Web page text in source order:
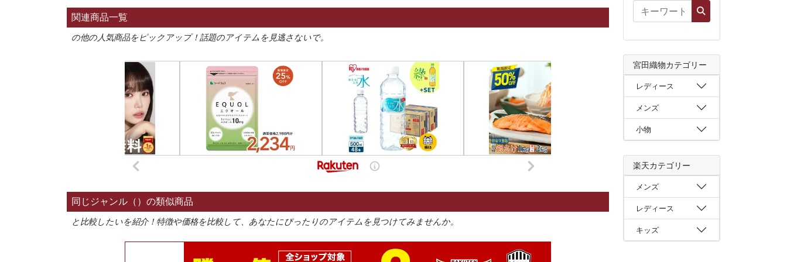
関連商品一覧
の他の人気商品をピックアップ！話題のアイテムを見逃さないで。
同じジャンル（）の類似商品
と比較したいを紹介！特徴や価格を比較して、あなたにぴったりのアイテムを見つけてみませんか。
宮田織物カテゴリー
レディース
メンズ
小物
楽天カテゴリー
メンズ
レディース
キッズ